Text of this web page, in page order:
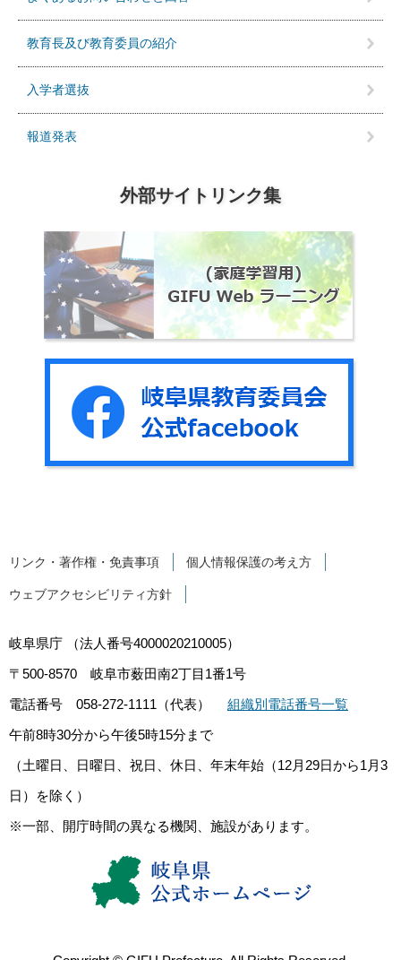
教育長及び教育委員の紹介
入学者選抜
報道発表
外部サイトリンク集
リンク・著作権・免責事項 個人情報保護の考え方
ウェブアクセシビリティ方針
岐阜県庁
（法人番号4000020210005）
〒500-8570
岐阜市薮田南2丁目1番1号
電話番号 058-272-1111（代表）
組織別電話番号一覧
午前8時30分から午後5時15分まで
（土曜日、日曜日、祝日、休日、年末年始（12月29日から1月3
日）を除く）
※一部、開庁時間の異なる機関、施設があります。